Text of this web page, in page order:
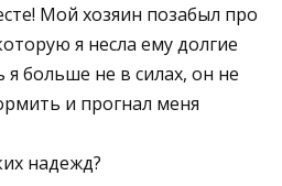
Мой хозяин позабыл про
я несла ему долгие
я больше не в силах, он не
и прогнал меня
надежд?